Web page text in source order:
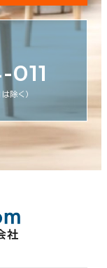
除く）